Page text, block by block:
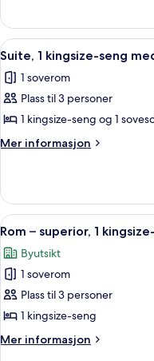
med
sovesofa
1
kingsize-
seng
sovesofa
Åpne
alle
bildene
av
Suite,
1
med
sovesofa,
adgang
til
basseng
8
Suite, 1 kingsize-seng
1 soverom
Plass til 3 personer
1 kingsize-seng og 1
Mer informasjon
Mer
1
kingsize-
seng
sovesofa,
adgang
til
basseng
Åpne
alle
bildene
av
Rom
–
superior,
1
6
Rom – superior, 1
Byutsikt
1 soverom
Plass til 3 personer
1 kingsize-seng
Mer informasjon
Mer